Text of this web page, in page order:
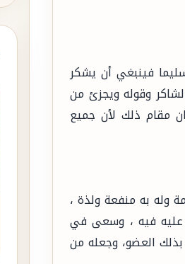
فينبغي أن يشكر
وقوله ويجزئ من
مقام ذلك لأن جميع
وله به منفعة ولذة ،
عليه فيه ، وسعى في
بذلك العضو، وجعله من